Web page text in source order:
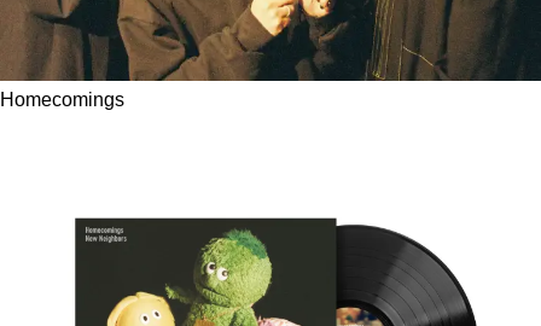
Homecomings